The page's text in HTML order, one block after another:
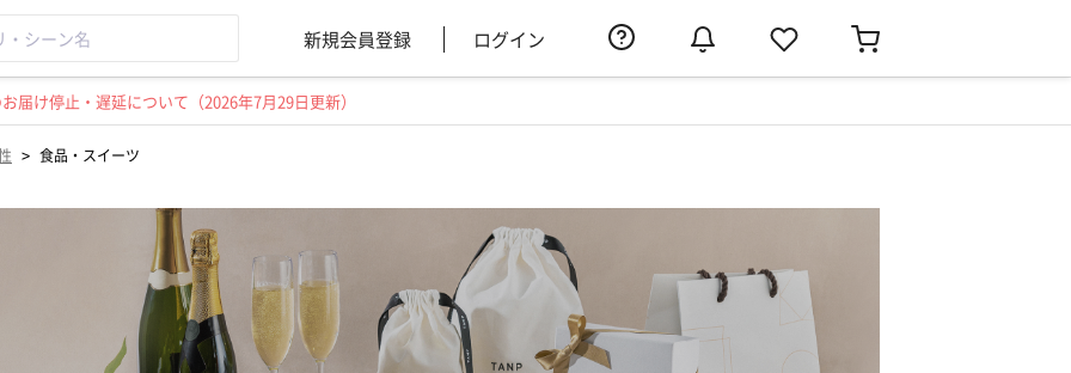
新規会員登録 ログイン
け停止・遅延について（2026年7月29日更新）
> 食品・スイーツ